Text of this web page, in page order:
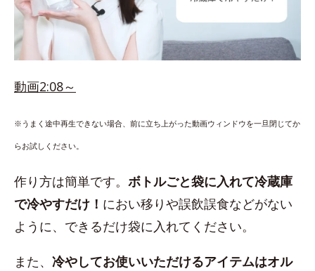
動画2:08～
※うまく途中再生できない場合、前に立ち上がった動画ウィンドウを一旦閉じてか
らお試しください。
作り方は簡単です。 ボトルごと袋に入れて冷蔵庫
で冷やすだけ！ におい移りや誤飲誤食などがない
ように、できるだけ袋に入れてください。
また、 冷やしてお使いいただけるアイテムはオル